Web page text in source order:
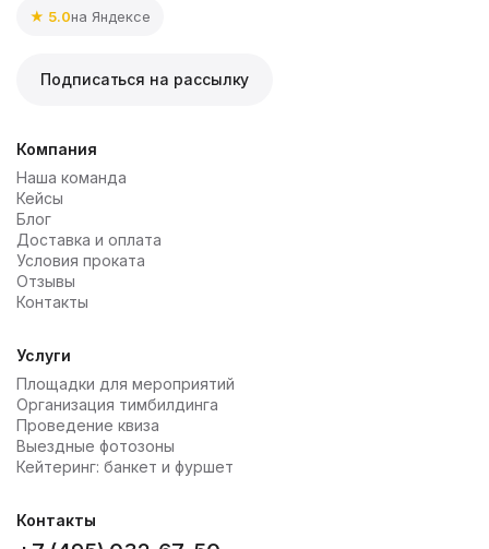
★ 5.0на Яндексе
Подписаться на рассылку
Компания
Наша команда
Кейсы
Блог
Доставка и оплата
Условия проката
Отзывы
Контакты
Услуги
Площадки для мероприятий
Организация тимбилдинга
Проведение квиза
Выездные фотозоны
Кейтеринг: банкет и фуршет
Контакты